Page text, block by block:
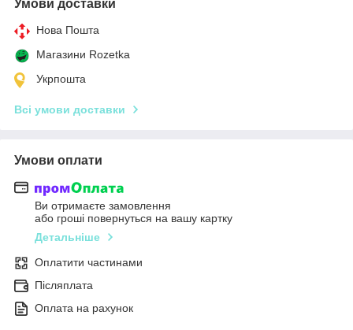
Умови доставки
Нова Пошта
Магазини Rozetka
Укрпошта
Всі умови доставки
Умови оплати
Ви отримаєте замовлення
або гроші повернуться на вашу картку
Детальніше
Оплатити частинами
Післяплата
Оплата на рахунок